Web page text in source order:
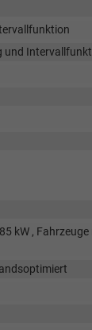
und
kW ,